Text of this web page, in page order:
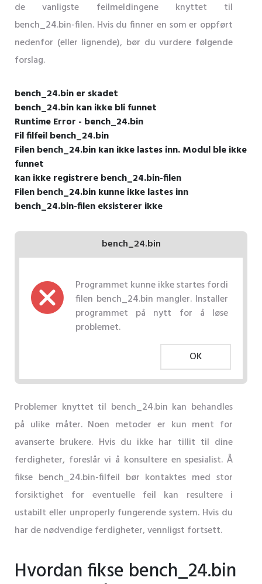
de vanligste feilmeldingene knyttet til
bench_24.bin-filen. Hvis du finner en som er oppført
nedenfor (eller lignende), bør du vurdere følgende
forslag.
bench_24.bin er skadet
bench_24.bin kan ikke bli funnet
Runtime Error - bench_24.bin
Fil filfeil bench_24.bin
Filen bench_24.bin kan ikke lastes inn. Modul ble ikke
funnet
kan ikke registrere bench_24.bin-filen
Filen bench_24.bin kunne ikke lastes inn
bench_24.bin-filen eksisterer ikke
bench_24.bin
Programmet kunne ikke startes fordi
filen bench_24.bin mangler. Installer
programmet på nytt for å løse
problemet.
OK
Problemer knyttet til bench_24.bin kan behandles
på ulike måter. Noen metoder er kun ment for
avanserte brukere. Hvis du ikke har tillit til dine
ferdigheter, foreslår vi å konsultere en spesialist. Å
fikse bench_24.bin-filfeil bør kontaktes med stor
forsiktighet for eventuelle feil kan resultere i
ustabilt eller unproperly fungerende system. Hvis du
har de nødvendige ferdigheter, vennligst fortsett.
Hvordan fikse bench_24.bin